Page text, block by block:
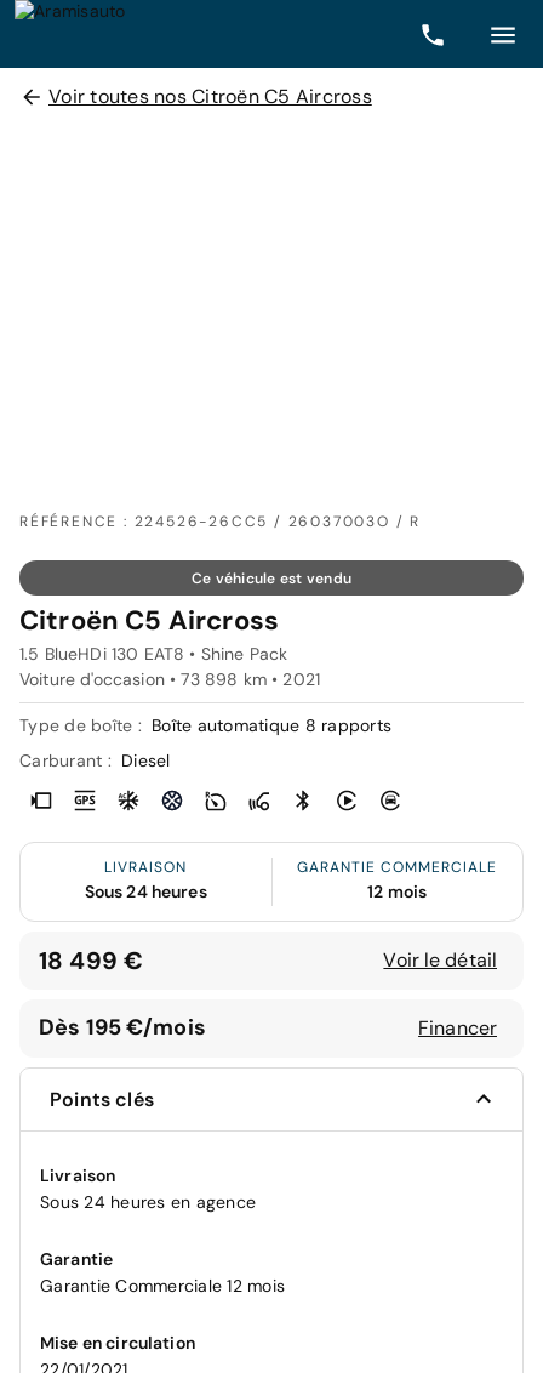
Voir toutes nos Citroën C5 Aircross
RÉFÉRENCE : 224526-26CC5 / 26037003O / R
Ce véhicule est vendu
Citroën C5 Aircross
1.5 BlueHDi 130 EAT8 • Shine Pack
Voiture d'occasion • 73 898 km • 2021
Type de boîte : Boîte automatique 8 rapports
Carburant : Diesel
LIVRAISON
Sous 24 heures
GARANTIE COMMERCIALE
12 mois
18 499 € Voir le détail
Dès 195 €/mois Financer
Points clés
Livraison
Sous 24 heures en agence
Garantie
Garantie Commerciale 12 mois
Mise en circulation